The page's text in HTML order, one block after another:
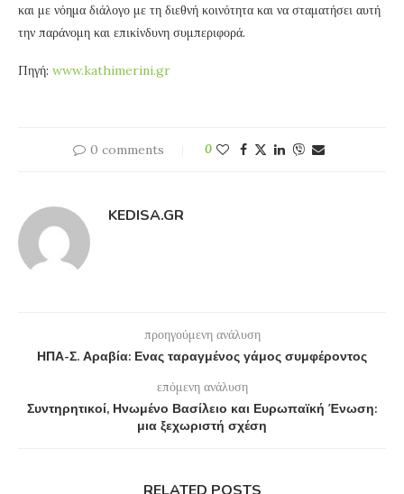
και με νόημα διάλογο με τη διεθνή κοινότητα και να σταματήσει αυτή
την παράνομη και επικίνδυνη συμπεριφορά.
Πηγή: www.kathimerini.gr
0 comments 0
KEDISA.GR
προηγούμενη ανάλυση
ΗΠΑ-Σ. Αραβία: Ενας ταραγμένος γάμος συμφέροντος
επόμενη ανάλυση
Συντηρητικοί, Ηνωμένο Βασίλειο και Ευρωπαϊκή Ένωση:
μια ξεχωριστή σχέση